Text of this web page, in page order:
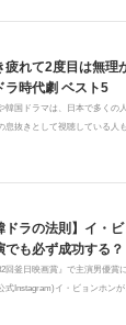
疲れて2度目は無理
ラ時代劇 ベスト5
韓国ドラマは、日本で多くの
息抜きとして視聴している人
ドラの法則】イ・
でも必ず成功する？
32回釜日映画賞』で主演男優
式Instagram)イ・ビョンホン